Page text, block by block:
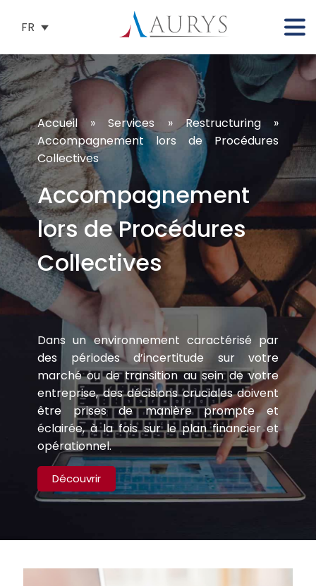
FR
Accueil »Services »Restructuring»
Accompagnement lors de Procédures
Collectives
Accompagnement
lors de Procédures
Collectives
Dans un environnement caractérisé par
des périodes d’incertitude sur votre
marché ou de transition au sein de votre
entreprise, des décisions cruciales doivent
être prises de manière prompte et
éclairée, à la fois sur le plan financier et
opérationnel.
Découvrir